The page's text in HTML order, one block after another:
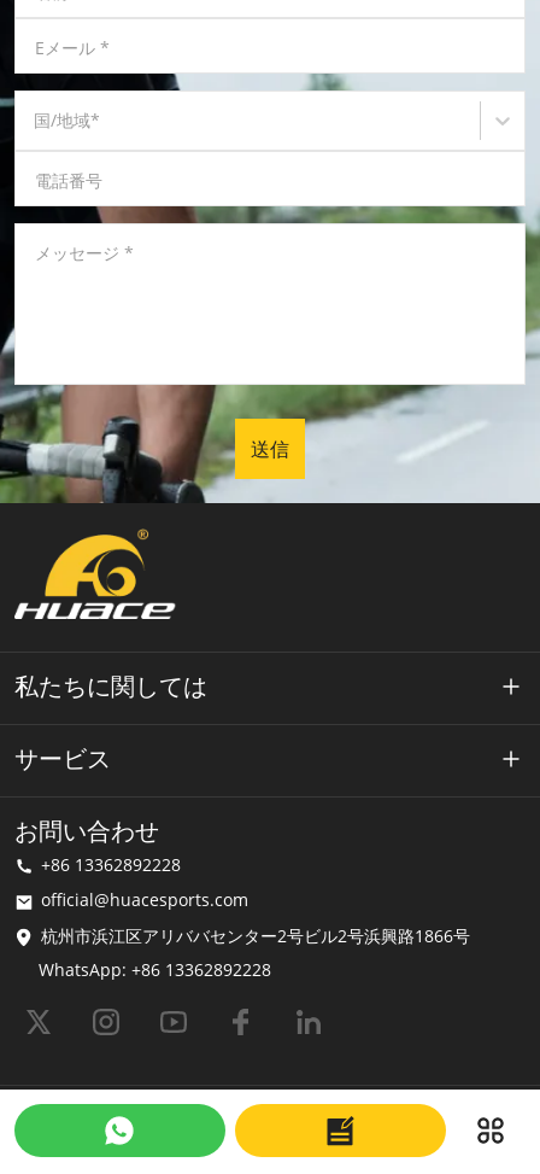
Eメール *
国/地域*
電話番号
メッセージ *
送信
私たちに関しては
ワエースについて
解決
サービス
プライバシーポリシー
利用規約
配送サービス
よくある質問
お問い合わせ
+86 13362892228
official@huacesports.com
杭州市浜江区アリババセンター2号ビル2号浜興路1866号
WhatsApp: +86 13362892228
© 2026 OEM & ODM ヘムレット |スポーツヘルメットのメーカーおよびサプ
ライヤー | Huaceスポーツ Shopastroによって提供されています